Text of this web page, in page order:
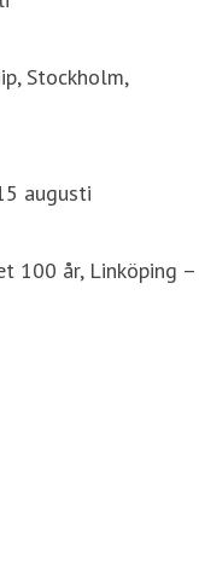
Stockholm,
augusti
100 år, Linköping –